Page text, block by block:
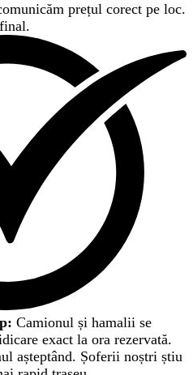
prețul corect pe loc.
Camionul și hamalii se
exact la ora rezervată.
așteptând. Șoferii noștri știu